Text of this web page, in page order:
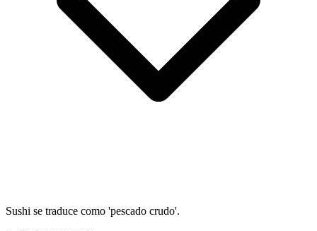
Sushi se traduce como 'pescado crudo'.